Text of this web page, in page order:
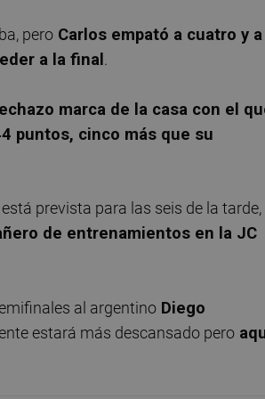
pero Carlos empató a cuatro y a
a la final .
marca de la casa con el
puntos, cinco más que su
prevista para las seis de la tarde,
de entrenamientos en la JC
al argentino Diego
estará más descansado pero